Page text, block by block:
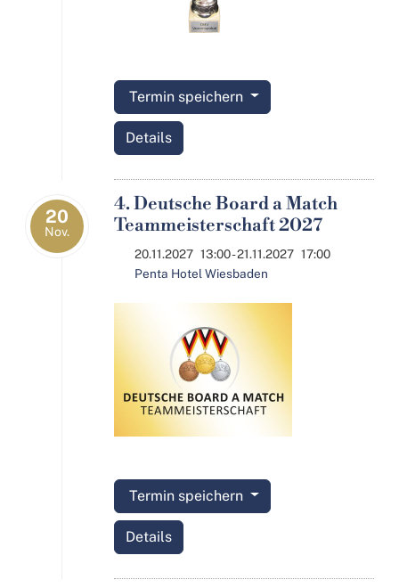
Termin speichern
Details
20
Nov.
4. Deutsche Board a Match
Teammeisterschaft 2027
20.11.2027 13:00- 21.11.2027 17:00
Penta Hotel Wiesbaden
Termin speichern
Details